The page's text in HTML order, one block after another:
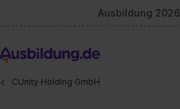
Ausbildung 2026
CUnity Holding GmbH